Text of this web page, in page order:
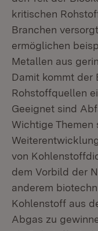
kritischen
Branchen
ermöglichen
Metallen aus
Damit kommt der
Rohstoffquellen
Geeignet sind
Wichtige
von
dem Vorbild der
anderem
Kohlenstoff aus
Abgas zu